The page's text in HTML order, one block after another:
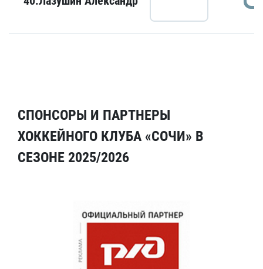
СПОНСОРЫ И ПАРТНЕРЫ
ХОККЕЙНОГО КЛУБА «СОЧИ» В
СЕЗОНЕ 2025/2026